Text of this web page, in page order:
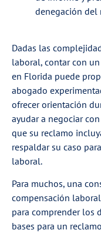
denegación del
Dadas las
laboral, contar con
en Florida puede
abogado
ofrecer orientación
ayudar a negociar
que su reclamo
respaldar su caso
laboral.
Para muchos, una
compensación
para comprender los
bases para un